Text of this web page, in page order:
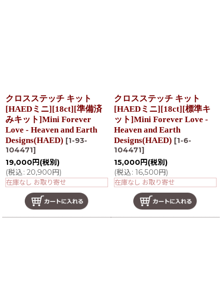
クロスステッチ キット
[HAEDミニ][18ct][準備済
みキット]Mini Forever
Love - Heaven and Earth
Designs(HAED) [1-93-
104471]
19,000 円 (税別)
(税込: 20,900円)
在庫なし お取り寄せ
クロスステッチ キット
[HAEDミニ][18ct][標準キ
ット]Mini Forever Love -
Heaven and Earth
Designs(HAED) [1-6-
104471]
15,000 円 (税別)
(税込: 16,500円)
在庫なし お取り寄せ